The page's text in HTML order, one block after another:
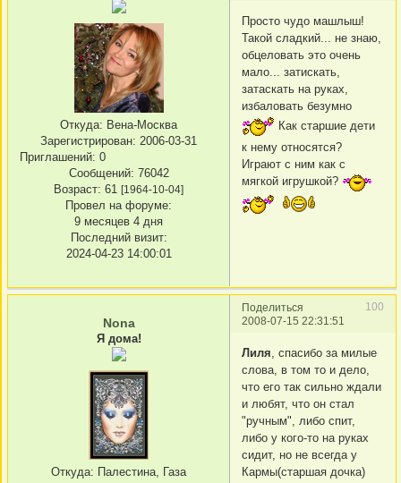
Откуда: Вена-Москва
Зарегистрирован: 2006-03-31
Приглашений: 0
Сообщений: 76042
Возраст: 61 [1964-10-04]
Провел на форуме:
9 месяцев 4 дня
Последний визит:
2024-04-23 14:00:01
Просто чудо машлыш!
Такой сладкий... не знаю,
обцеловать это очень
мало... затискать,
затаскать на руках,
избаловать безумно
Как старшие дети
к нему относятся?
Играют с ним как с
мягкой игрушкой?
Поделиться
100
2008-07-15 22:31:51
Nona
Я дома!
Откуда: Палестина, Газа
Лиля , спасибо за милые
слова, в том то и дело,
что его так сильно ждали
и любят, что он стал
"ручным", либо спит,
либо у кого-то на руках
сидит, но не всегда у
Кармы(старшая дочка)